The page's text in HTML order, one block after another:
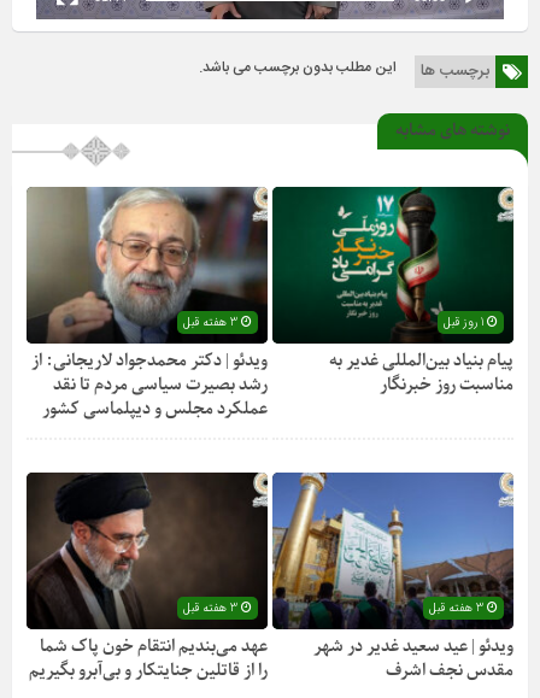
برچسب ها این مطلب بدون برچسب می باشد.
نوشته های مشابه
1 روز قبل
پیام بنیاد بین‌المللی غدیر به
مناسبت روز خبرنگار
ویدئو | دکتر محمدجواد لاریجانی: از
رشد بصیرت سیاسی مردم تا نقد
عملکرد مجلس و دیپلماسی کشور
3 هفته قبل
ویدئو | عید سعید غدیر در شهر
مقدس نجف اشرف
عهد می‌بندیم انتقام خون پاک شما
را از قاتلین جنایتکار و بی‌آبرو بگیریم